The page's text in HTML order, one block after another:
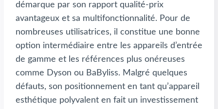
démarque par son rapport qualité-prix
avantageux et sa multifonctionnalité. Pour de
nombreuses utilisatrices, il constitue une bonne
option intermédiaire entre les appareils d’entrée
de gamme et les références plus onéreuses
comme Dyson ou BaByliss. Malgré quelques
défauts, son positionnement en tant qu’appareil
esthétique polyvalent en fait un investissement